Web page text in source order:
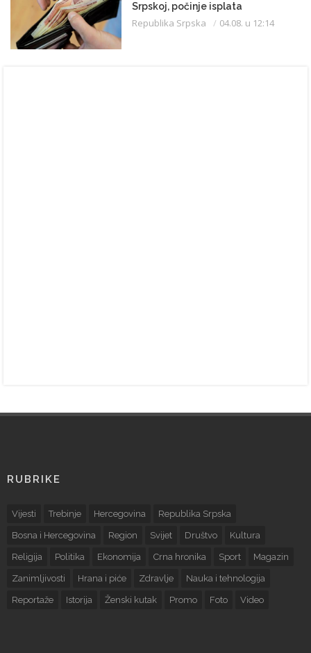
Srpskoj, počinje isplata
Republika Srpska 04.08. u 12:14
RUBRIKE
Vijesti Trebinje Hercegovina Republika Srpska
Bosna i Hercegovina Region Svijet Društvo Kultura
Religija Politika Ekonomija Crna hronika Sport Magazin
Zanimljivosti Hrana i piće Zdravlje Nauka i tehnologija
Reportaže Istorija Ženski kutak Promo Foto Video